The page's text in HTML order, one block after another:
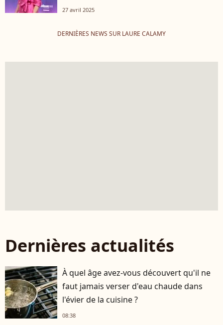
27 avril 2025
DERNIÈRES NEWS SUR LAURE CALAMY
Dernières actualités
À quel âge avez-vous découvert qu'il ne
faut jamais verser d'eau chaude dans
l'évier de la cuisine ?
08:38